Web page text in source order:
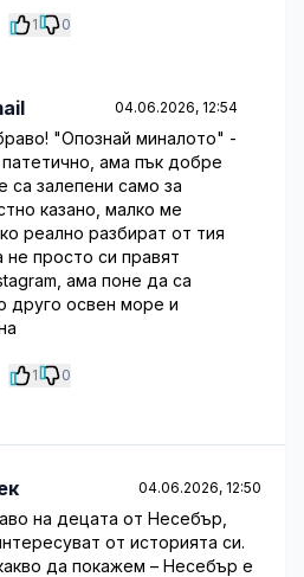
1 0
04.06.2026, 12:54
"Опознай миналото" -
ама пък добре
са залепени само за
казано, малко ме
реално разбират от тия
не просто си правят
ама поне да са
друго освен море и
1 0
04.06.2026, 12:50
на децата от Несебър,
от историята си.
да покажем – Несебър е